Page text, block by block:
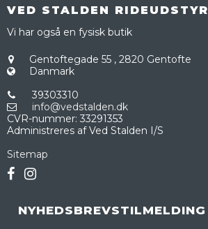
VED STALDEN RIDEUDSTYR
Vi har også en fysisk butik
Gentoftegade 55 , 2820 Gentofte
Danmark
39303310
info@vedstalden.dk
CVR-nummer: 33291353
Administreres af Ved Stalden I/S
Sitemap
NYHEDSBREVSTILMELDING